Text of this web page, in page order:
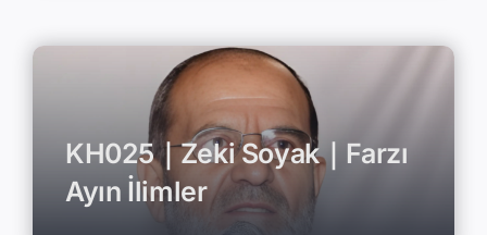
KH025｜Zeki Soyak｜Farzı
Ayın İlimler